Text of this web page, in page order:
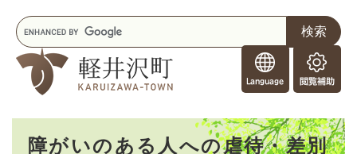
o
r
閲
覧
助
キ
ー
ワ
障がいのある人への虐待・差別